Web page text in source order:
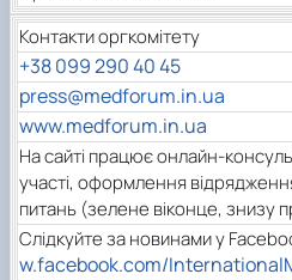
Контакти оргкомітету
+38 099 290 40 45
press@medforum.in.ua
www.medforum.in.ua
На сайті працює онлайн-
участі, оформлення
питань (зелене віконце, знизу
Слідкуйте за новинами у
w.facebook.com/